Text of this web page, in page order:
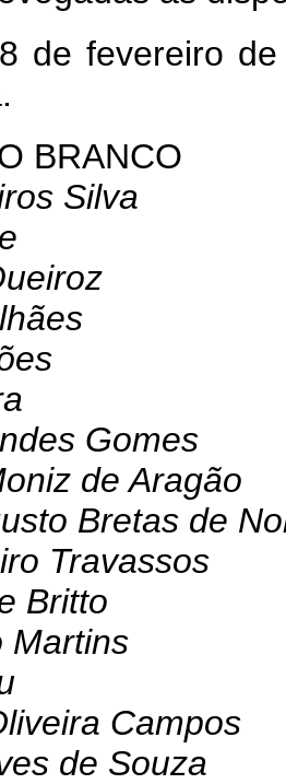
de fevereiro
BRANCO
Silva
Gomes
de Aragão
Bretas de
Travassos
Britto
Martins
Campos
de Souza